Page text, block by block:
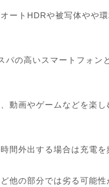
ートHDRや被写体やや
の高いスマートフォン
動画やゲームなどを楽
間外出する場合は充電を
他の部分では劣る可能性